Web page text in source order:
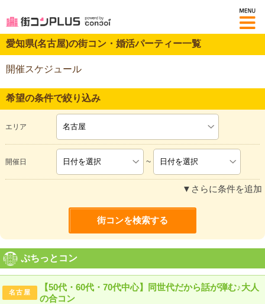
愛知県(名古屋)の街コン・婚活パーティー一覧
開催スケジュール
希望の条件で絞り込み
エリア
開催日 ~
▼さらに条件を追加
ぷちっとコン
名古屋
【50代・60代・70代中心】同世代だから話が弾む♪大人
の合コン